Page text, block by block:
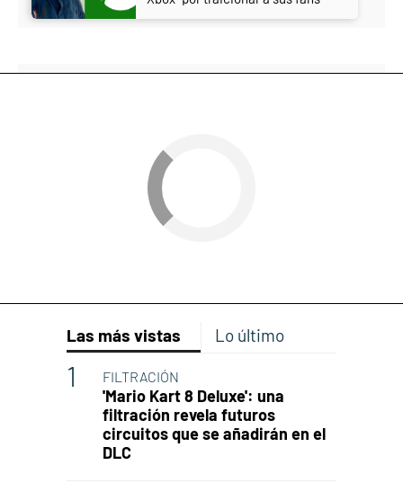
Las más vistas Lo último
FILTRACIÓN
'Mario Kart 8 Deluxe': una
filtración revela futuros
circuitos que se añadirán en el
DLC